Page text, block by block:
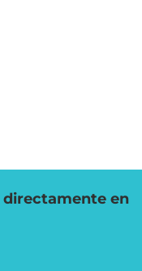
directamente en